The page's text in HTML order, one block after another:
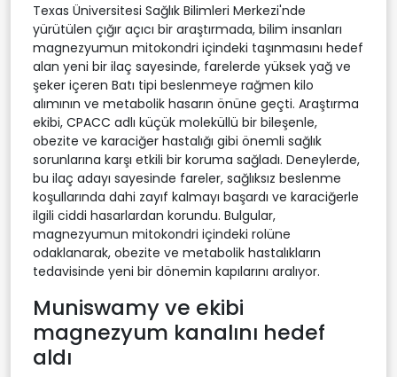
Texas Üniversitesi Sağlık Bilimleri Merkezi'nde
yürütülen çığır açıcı bir araştırmada, bilim insanları
magnezyumun mitokondri içindeki taşınmasını hedef
alan yeni bir ilaç sayesinde, farelerde yüksek yağ ve
şeker içeren Batı tipi beslenmeye rağmen kilo
alımının ve metabolik hasarın önüne geçti. Araştırma
ekibi, CPACC adlı küçük moleküllü bir bileşenle,
obezite ve karaciğer hastalığı gibi önemli sağlık
sorunlarına karşı etkili bir koruma sağladı. Deneylerde,
bu ilaç adayı sayesinde fareler, sağlıksız beslenme
koşullarında dahi zayıf kalmayı başardı ve karaciğerle
ilgili ciddi hasarlardan korundu. Bulgular,
magnezyumun mitokondri içindeki rolüne
odaklanarak, obezite ve metabolik hastalıkların
tedavisinde yeni bir dönemin kapılarını aralıyor.
Muniswamy ve ekibi
magnezyum kanalını hedef
aldı